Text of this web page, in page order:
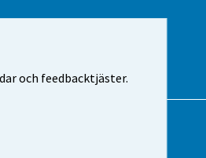
och feedbacktjäster.